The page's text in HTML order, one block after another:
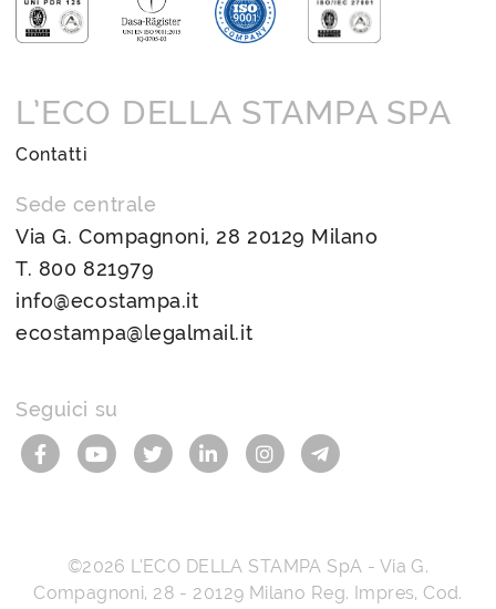
L’ECO DELLA STAMPA SPA
Contatti
Sede centrale
Via G. Compagnoni, 28 20129 Milano
T. 800 821979
info@ecostampa.it
ecostampa@legalmail.it
Seguici su
©2026 L’ECO DELLA STAMPA SpA - Via G.
Compagnoni, 28 - 20129 Milano Reg. Impres, Cod.